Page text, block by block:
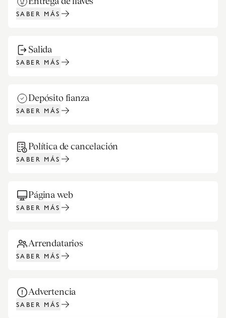
SABER MÁS
Salida
SABER MÁS
Depósito fianza
SABER MÁS
Política de cancelación
SABER MÁS
Página web
SABER MÁS
Arrendatarios
SABER MÁS
Advertencia
SABER MÁS